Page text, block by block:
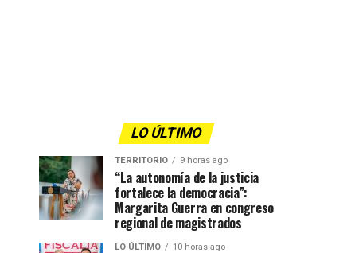
LO ÚLTIMO
TERRITORIO 9 horas ago
“La autonomía de la justicia
fortalece la democracia”:
Margarita Guerra en congreso
regional de magistrados
LO ÚLTIMO 10 horas ago